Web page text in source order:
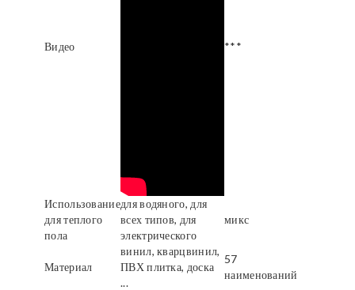
Видео ***
Использование
для теплого
пола
для водяного, для
всех типов, для
электрического
микс
Материал
винил, кварцвинил,
ПВХ плитка, доска
...
57
наименований